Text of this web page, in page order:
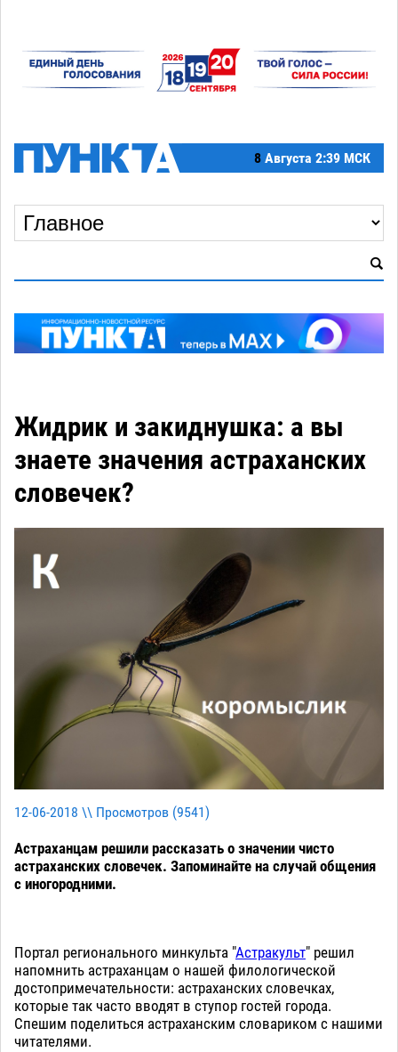
8 Августа 2:39 МСК
Жидрик и закиднушка: а вы
знаете значения астраханских
словечек?
12-06-2018 \\ Просмотров (9541 )
Астраханцам решили рассказать о значении чисто
астраханских словечек. Запоминайте на случай общения
с иногородними.
Портал регионального минкульта "Астракульт" решил
напомнить астраханцам о нашей филологической
достопримечательности: астраханских словечках,
которые так часто вводят в ступор гостей города.
Спешим поделиться астраханским словариком с нашими
читателями.